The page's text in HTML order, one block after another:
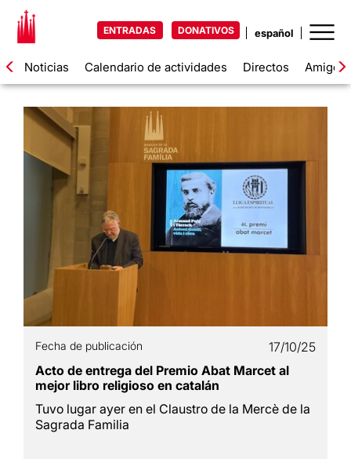
ENTRADAS DONATIVOS
Noticias Calendario de actividades Directos Amigos
Fecha de publicación
17/10/25
Acto de entrega del Premio Abat Marcet al
mejor libro religioso en catalán
Tuvo lugar ayer en el Claustro de la Mercè de la
Sagrada Familia